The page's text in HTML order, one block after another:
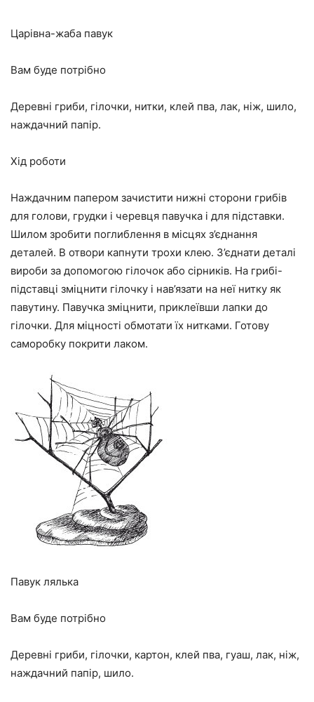
Царівна-жаба павук
Вам буде потрібно
Деревні гриби, гілочки, нитки, клей пва, лак, ніж, шило,
наждачний папір.
Хід роботи
Наждачним папером зачистити нижні сторони грибів
для голови, грудки і черевця павучка і для підставки.
Шилом зробити поглиблення в місцях з’єднання
деталей. В отвори капнути трохи клею. З’єднати деталі
вироби за допомогою гілочок або сірників. На грибі-
підставці зміцнити гілочку і нав’язати на неї нитку як
павутину. Павучка зміцнити, приклеївши лапки до
гілочки. Для міцності обмотати їх нитками. Готову
саморобку покрити лаком.
Павук лялька
Вам буде потрібно
Деревні гриби, гілочки, картон, клей пва, гуаш, лак, ніж,
наждачний папір, шило.